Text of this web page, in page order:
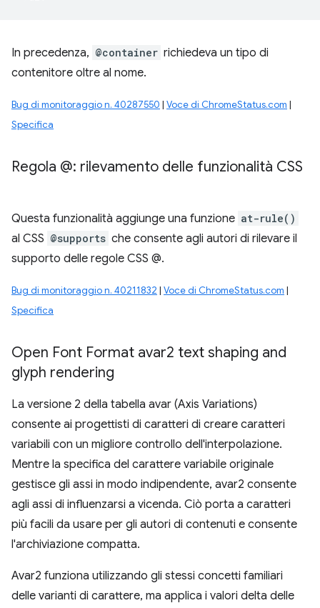
In precedenza, @container richiedeva un tipo di
contenitore oltre al nome.
Bug di monitoraggio n. 40287550 | Voce di ChromeStatus.com |
Specifica
Regola @: rilevamento delle funzionalità CSS
Questa funzionalità aggiunge una funzione at-rule()
al CSS @supports che consente agli autori di rilevare il
supporto delle regole CSS @.
Bug di monitoraggio n. 40211832 | Voce di ChromeStatus.com |
Specifica
Open Font Format avar2 text shaping and
glyph rendering
La versione 2 della tabella avar (Axis Variations)
consente ai progettisti di caratteri di creare caratteri
variabili con un migliore controllo dell'interpolazione.
Mentre la specifica del carattere variabile originale
gestisce gli assi in modo indipendente, avar2 consente
agli assi di influenzarsi a vicenda. Ciò porta a caratteri
più facili da usare per gli autori di contenuti e consente
l'archiviazione compatta.
Avar2 funziona utilizzando gli stessi concetti familiari
delle varianti di carattere, ma applica i valori delta delle